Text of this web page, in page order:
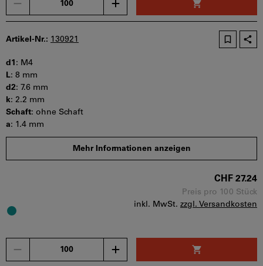
Artikel-Nr.: 130921
d1 : M4
L: 8 mm
d2: 7.6 mm
k: 2.2 mm
Schaft: ohne Schaft
a: 1.4 mm
s:2.5 mm
t min:1.3 mm
Mehr Informationen anzeigen
CHF 27.24
Preis pro 100 Stück
inkl. MwSt. zzgl. Versandkosten